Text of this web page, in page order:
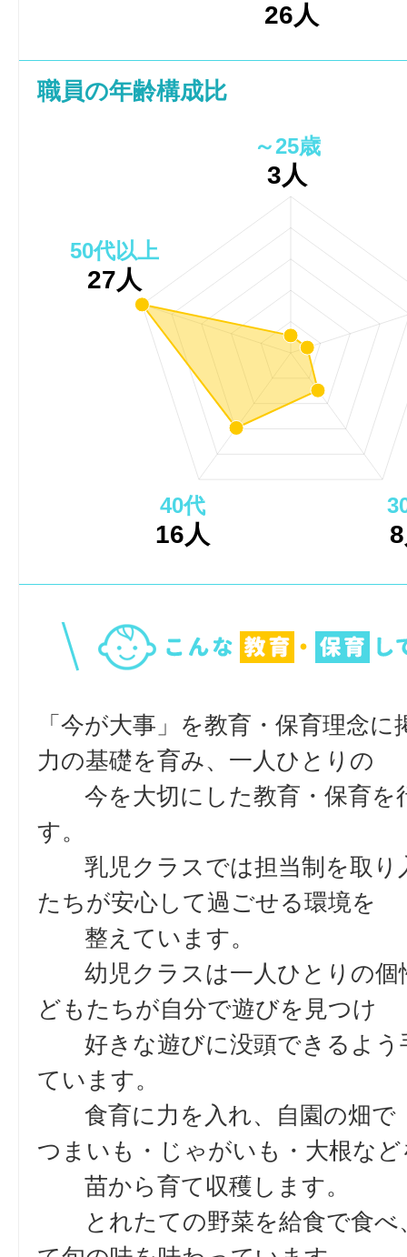
26人
職員の年齢構成比
～25歳
3人
40代
16人
50代以上
27人
「今が大事」を教育・保育理念
力の基礎を育み、一人ひとりの
今を大切にした教育・保育を
す。
乳児クラスでは担当制を取り
たちが安心して過ごせる環境を
整えています。
幼児クラスは一人ひとりの個
どもたちが自分で遊びを見つけ
好きな遊びに没頭できるよう
ています。
食育に力を入れ、自園の畑
つまいも・じゃがいも・大根など
苗から育て収穫します。
とれたての野菜を給食で食べ